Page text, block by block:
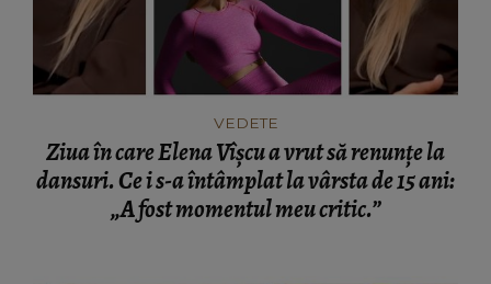
VEDETE
Ziua în care Elena Vîșcu a vrut să renunțe la
dansuri. Ce i s-a întâmplat la vârsta de 15 ani:
„A fost momentul meu critic.”